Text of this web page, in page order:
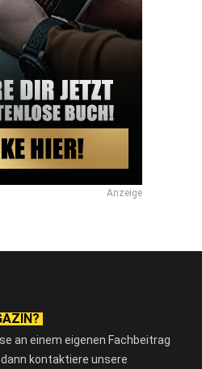
Anzeige
an einem eigenen Fachbeitrag
kontaktiere unsere